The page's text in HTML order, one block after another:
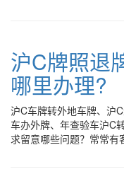
沪C牌照退
哪里办理?
沪C车牌转外地车牌、沪
车办外牌、年查验车沪C
求留意哪些问题？常常有